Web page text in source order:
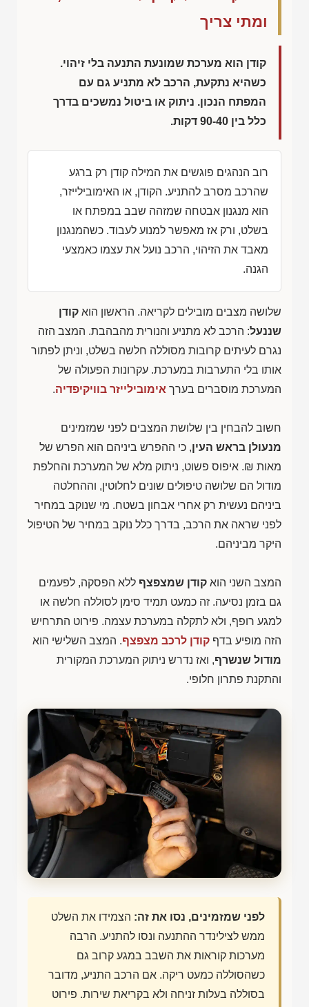
ומתי צריך
קודן הוא מערכת שמונעת התנעה בלי זיהוי.
כשהיא נתקעת, הרכב לא מתניע גם עם
המפתח הנכון. ניתוק או ביטול נמשכים בדרך
כלל בין 90-40 דקות.
רוב הנהגים פוגשים את המילה קודן רק ברגע
שהרכב מסרב להתניע. הקודן, או האימובילייזר,
הוא מנגנון אבטחה שמזהה שבב במפתח או
בשלט, ורק אז מאפשר למנוע לעבוד. כשהמנגנון
מאבד את הזיהוי, הרכב נועל את עצמו כאמצעי
הגנה.
שלושה מצבים מובילים לקריאה. הראשון הוא קודן
שננעל: הרכב לא מתניע והנורית מהבהבת. המצב הזה
נגרם לעיתים קרובות מסוללה חלשה בשלט, וניתן לפתור
אותו בלי התערבות במערכת. עקרונות הפעולה של
המערכת מוסברים בערך אימובילייזר בוויקיפדיה.
חשוב להבחין בין שלושת המצבים לפני שמזמינים
מנעולן בראש העין, כי ההפרש ביניהם הוא הפרש של
מאות ₪. איפוס פשוט, ניתוק מלא של המערכת והחלפת
מודול הם שלושה טיפולים שונים לחלוטין, וההחלטה
ביניהם נעשית רק אחרי אבחון בשטח. מי שנוקב במחיר
לפני שראה את הרכב, בדרך כלל נוקב במחיר של הטיפול
היקר מביניהם.
המצב השני הוא קודן שמצפצף ללא הפסקה, לפעמים
גם בזמן נסיעה. זה כמעט תמיד סימן לסוללה חלשה או
למגע רופף, ולא לתקלה במערכת עצמה. פירוט התרחיש
הזה מופיע בדף קודן לרכב מצפצף. המצב השלישי הוא
מודול שנשרף, ואז נדרש ניתוק המערכת המקורית
והתקנת פתרון חלופי.
לפני שמזמינים, נסו את זה: הצמידו את השלט
ממש לצילינדר ההתנעה ונסו להתניע. הרבה
מערכות קוראות את השבב במגע קרוב גם
כשהסוללה כמעט ריקה. אם הרכב התניע, מדובר
בסוללה בעלות זניחה ולא בקריאת שירות. פירוט